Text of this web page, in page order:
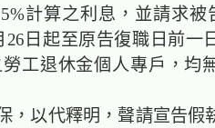
計算之利息，並請求被
26日起至原告復職日前一
勞工退休金個人專戶，均
，以代釋明，聲請宣告假